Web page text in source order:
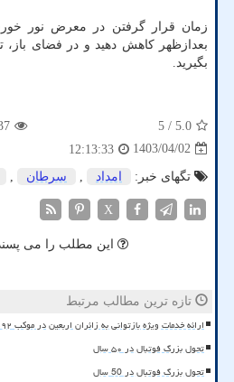
بعدازظهر کاهش دهید و در فضای باز،
بگیرید.
5.0
/ 5
1403/04/02
12:13:33
تگهای خبر:
امداد سرطان
X
این مطلب را می
تازه ترین مطالب مرتبط
ارائه خدمات ویژه بازتوانی به زائران اربعین در موکب ۱۰۹۲
تحول بزرگ فوتبال در ۵۰ سال
تحول بزرگ فوتبال در 50 سال